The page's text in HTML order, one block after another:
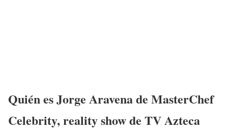
Quién es Jorge Aravena de MasterChef
Celebrity, reality show de TV Azteca